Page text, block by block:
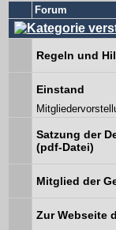
Forum
Regeln und
Einstand
Satzung der
(pdf-Datei)
Mitglied der
Zur Webseite